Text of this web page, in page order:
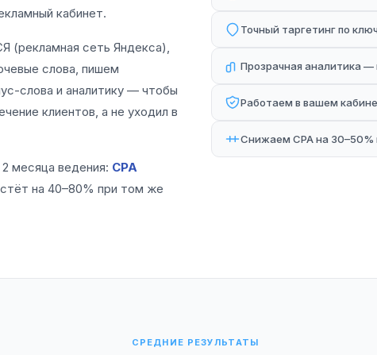
кабинет.
(рекламная сеть Яндекса),
слова, пишем
слова и аналитику — чтобы
клиентов, а не уходил в
месяца ведения: CPA
на 40–80% при том же
Точный таргетинг по
Прозрачная аналитика
Работаем в вашем
Снижаем CPA на 30–50%
СРЕДНИЕ РЕЗУЛЬТАТЫ